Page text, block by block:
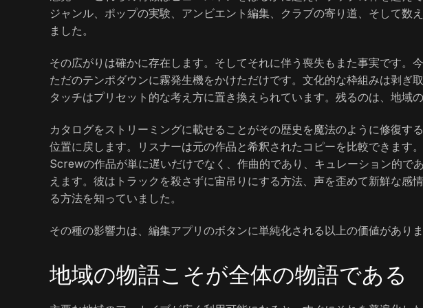
ジャンル、ポップの実験、アンビエント編集、クラブの寄り道、そして数
ました。
その広がりは確かに存在します。そしてそれに伴う喪失もまた事実です。
ただのテンポダウンに霧発生機をかけただけです。文化的な枠組みは剥ぎ
タッチはプリセット的な考え方に置き換えられています。残るのは、地域
カタログをストリーミングに載せることがその歴史を魔法のように修復す
位置に戻します。リスナーは元の作品と希釈されたコピーを比較できます
Screwの作品が単に遅いだけでなく、作曲的であり、キュレーション的で
えます。彼はトラックを殺さずに宙吊りにする方法、声を歪めて新鮮な感
る方法を知っていました。
その種の影響力は、編集アプリのボタンに単純化される以上の価値がありま
地域の物語こそが全体の物語である